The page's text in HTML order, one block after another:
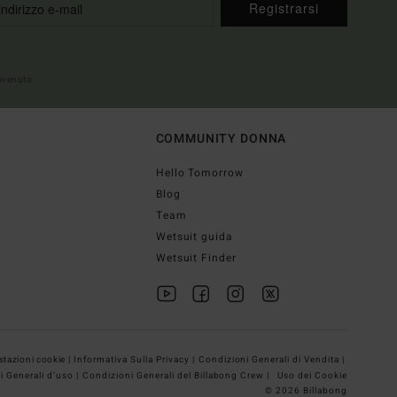
Registrarsi
COMMUNITY DONNA
Hello Tomorrow
Blog
Team
Wetsuit guida
Wetsuit Finder
cookie | Informativa Sulla Privacy | Condizioni Generali di Vendita |
Generali d’uso | Condizioni Generali del Billabong Crew |
Uso dei Cookie
© 2026 Billabong